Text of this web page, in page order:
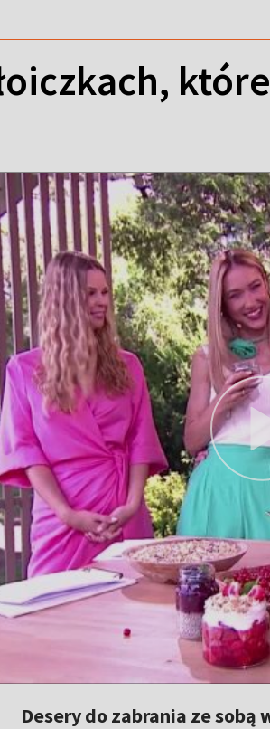
Desery do zabrania ze sobą